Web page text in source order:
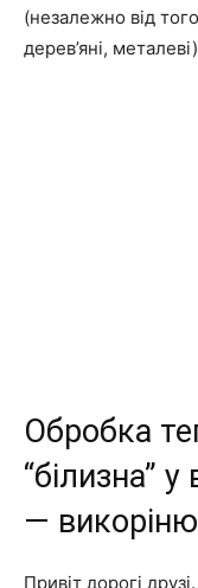
(незалежно від
дерев’яні,
Обробка
“білизна”
—
Привіт дорогі